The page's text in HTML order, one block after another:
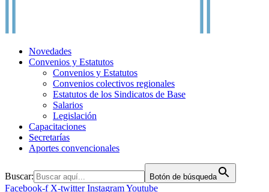
Novedades
Convenios y Estatutos
Convenios y Estatutos
Convenios colectivos regionales
Estatutos de los Sindicatos de Base
Salarios
Legislación
Capacitaciones
Secretarías
Aportes convencionales
Buscar: Botón de búsqueda
Facebook-f X-twitter InstagramYoutube